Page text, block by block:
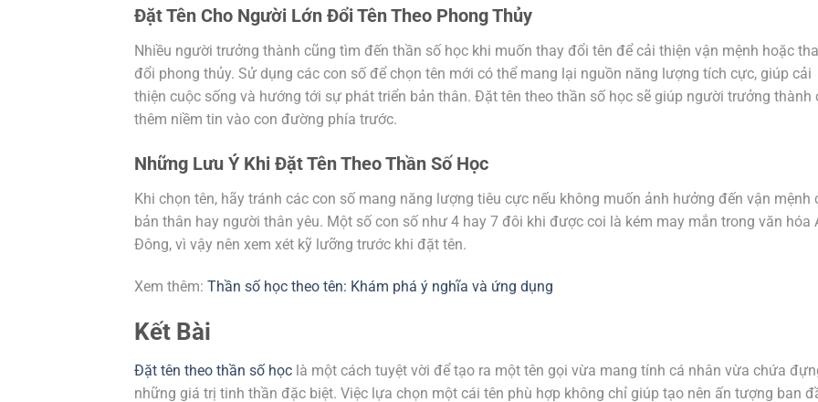
Đặt Tên Cho Người Lớn Đổi Tên Theo Phong Thủy
Nhiều người trưởng thành cũng tìm đến thần số học khi muốn thay đổi tên để cải thiện vận mệnh hoặc
đổi phong thủy. Sử dụng các con số để chọn tên mới có thể mang lại nguồn năng lượng tích cực, giúp cải
thiện cuộc sống và hướng tới sự phát triển bản thân. Đặt tên theo thần số học sẽ giúp người trưởng thành
thêm niềm tin vào con đường phía trước.
Những Lưu Ý Khi Đặt Tên Theo Thần Số Học
Khi chọn tên, hãy tránh các con số mang năng lượng tiêu cực nếu không muốn ảnh hưởng đến vận mệnh
bản thân hay người thân yêu. Một số con số như 4 hay 7 đôi khi được coi là kém may mắn trong văn hóa
Đông, vì vậy nên xem xét kỹ lưỡng trước khi đặt tên.
Xem thêm: Thần số học theo tên: Khám phá ý nghĩa và ứng dụng
Kết Bài
Đặt tên theo thần số học là một cách tuyệt vời để tạo ra một tên gọi vừa mang tính cá nhân vừa chứa
những giá trị tinh thần đặc biệt. Việc lựa chọn một cái tên phù hợp không chỉ giúp tạo nên ấn tượng ban